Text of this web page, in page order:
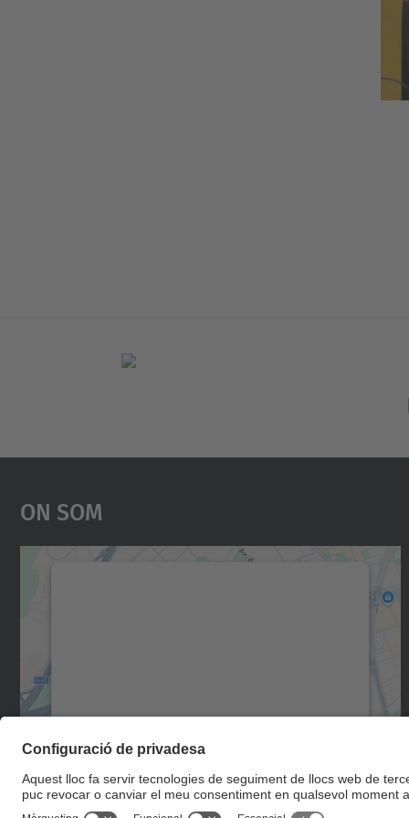
On Som
Més Informació
Accepta